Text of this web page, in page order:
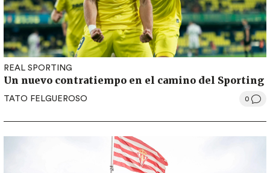
REAL SPORTING
Un nuevo contratiempo en el camino del Sporting
TATO FELGUEROSO 0